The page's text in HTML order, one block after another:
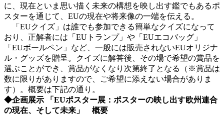
に、現在といま思い描く未来の構想を映し出す鑑でもあるポ
スターを通じて、EUの現在や将来像の一端を伝える。
「EUクイズ」は誰でも参加できる簡単なクイズになって
おり、正解者には「EUトランプ」や「EUエコバッグ」
「EUボールペン」など、一般には販売されないEUオリジナ
ル・グッズを贈呈。クイズに解答後、その場で希望の賞品を
選ぶことができ、賞品がなくなり次第終了となる（※賞品は
数に限りがありますので、ご希望に添えない場合がありま
す）。概要は下記の通り。
◆企画展示 「EUポスター展：ポスターの映し出す欧州連合
の現在、そして未来」 概要